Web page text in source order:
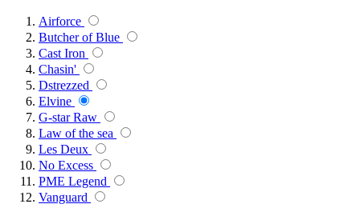
Airforce
Butcher of Blue
Cast Iron
Chasin'
Dstrezzed
Elvine
G-star Raw
Law of the sea
Les Deux
No Excess
PME Legend
Vanguard